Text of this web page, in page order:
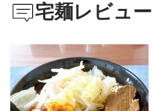
宅麺レビュー